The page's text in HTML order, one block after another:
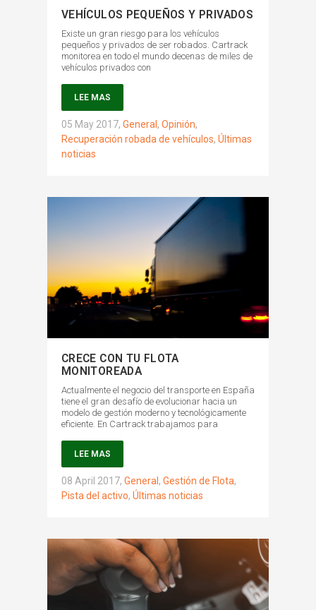
VEHÍCULOS PEQUEÑOS Y PRIVADOS
Existe un gran riesgo para los vehículos
pequeños y privados de ser robados. Cartrack
monitorea en todo el mundo decenas de miles de
vehículos privados con
LEE MAS
05 May 2017, General , Opinión,
Recuperación robada de vehículos, Últimas
noticias
CRECE CON TU FLOTA
MONITOREADA
Actualmente el negocio del transporte en España
tiene el gran desafío de evolucionar hacia un
modelo de gestión moderno y tecnológicamente
eficiente. En Cartrack trabajamos para
LEE MAS
08 April 2017, General , Gestión de Flota,
Pista del activo, Últimas noticias